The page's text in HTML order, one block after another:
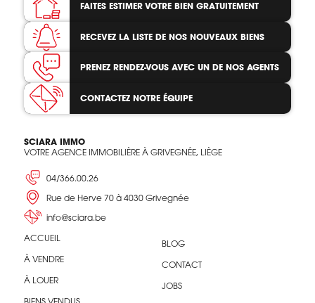
FAITES ESTIMER VOTRE BIEN GRATUITEMENT
RECEVEZ LA LISTE DE NOS NOUVEAUX BIENS
PRENEZ RENDEZ-VOUS AVEC UN DE NOS AGENTS
CONTACTEZ NOTRE ÉQUIPE
SCIARA IMMO
VOTRE AGENCE IMMOBILIÈRE À GRIVEGNÉE, LIÈGE
04/366.00.26
Rue de Herve 70 à 4030 Grivegnée
info@sciara.be
ACCUEIL
À VENDRE
À LOUER
BLOG
CONTACT
JOBS